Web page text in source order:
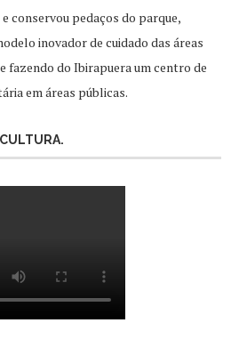
conservou pedaços do parque,
inovador de cuidado das áreas
fazendo do Ibirapuera um centro de
em áreas públicas.
CULTURA.